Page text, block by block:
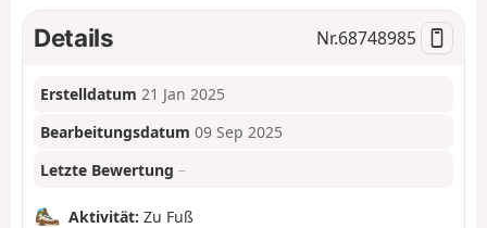
Details Nr.68748985
Erstelldatum 21 Jan 2025
Bearbeitungsdatum 09 Sep 2025
Letzte Bewertung –
Aktivität: Zu Fuß